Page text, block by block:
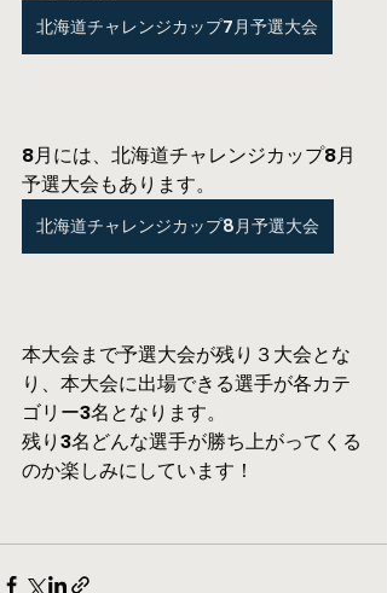
北海道チャレンジカップ7月予選大会
8月には、北海道チャレンジカップ8月
予選大会もあります。
北海道チャレンジカップ8月予選大会
本大会まで予選大会が残り３大会とな
り、本大会に出場できる選手が各カテ
ゴリー3名となります。
残り3名どんな選手が勝ち上がってくる
のか楽しみにしています！